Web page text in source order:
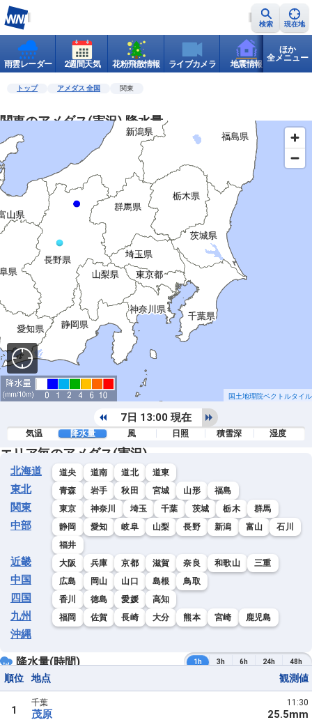
検索 現在地
雨雲レーダー 2週間天気 花粉飛散情報 ライブカメラ 地震情報 世界天
ほか
全メニュー
トップ アメダス 全国 関東
関東のアメダス(実況) 降水量
国土地理院ベクトルタイル
7日 13:00 現在
気温 降水量 風 日照 積雪深 湿度
エリア毎のアメダス(実況)
北海道 道央 道南 道北 道東
東北 青森 岩手 秋田 宮城 山形 福島
関東 東京 神奈川 埼玉 千葉 茨城 栃木 群馬
中部 静岡 愛知 岐阜 山梨 長野 新潟 富山
石川
福井
近畿 大阪 兵庫 京都 滋賀 奈良 和歌山 三重
中国 広島 岡山 山口 島根 鳥取
四国 香川 徳島 愛媛 高知
九州 福岡 佐賀 長崎 大分 熊本 宮崎 鹿児島
沖縄
降水量(時間) 1h 3h 6h 24h 48h
順位 地点 観測値
1
千葉
茂原
11:30
25.5mm